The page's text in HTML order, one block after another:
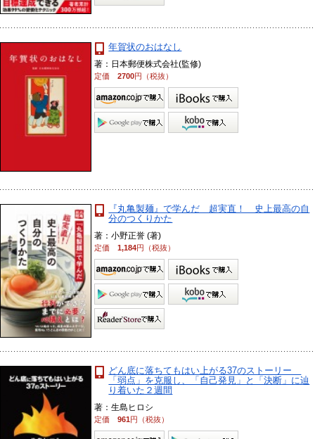
年賀状のおはなし
著：日本郵便株式会社(監修)
定価2700円（税抜）
『丸亀製麺』で学んだ 超実直！ 史上最高の自
分のつくりかた
著：小野正誉 (著)
定価1,184円（税抜）
どん底に落ちてもはい上がる37のストーリー
「弱点」を克服し、「自己発見」と「決断」に辿
り着いた２週間
著：生島ヒロシ
定価961円（税抜）